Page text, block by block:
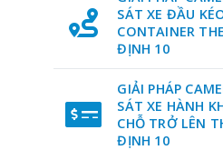
SÁT XE ĐẦU
CONTAINER
ĐỊNH 10
GIẢI PHÁP
SÁT XE HÀNH
CHỖ TRỞ LÊN
ĐỊNH 10